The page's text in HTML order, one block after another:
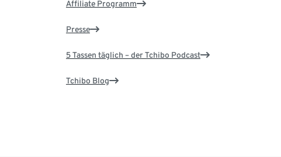
Affiliate Programm
Presse
5 Tassen täglich – der Tchibo Podcast
Tchibo Blog